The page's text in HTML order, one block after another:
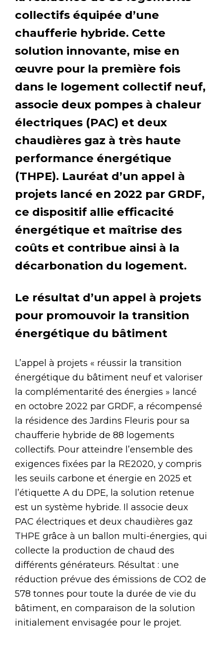
collectifs équipée d’une
chaufferie hybride. Cette
solution innovante, mise en
œuvre pour la première fois
dans le logement collectif neuf,
associe deux pompes à chaleur
électriques (PAC) et deux
chaudières gaz à très haute
performance énergétique
(THPE). Lauréat d’un appel à
projets lancé en 2022 par GRDF,
ce dispositif allie efficacité
énergétique et maîtrise des
coûts et contribue ainsi à la
décarbonation du logement.
Le résultat d’un appel à projets
pour promouvoir la transition
énergétique du bâtiment
L’appel à projets « réussir la transition
énergétique du bâtiment neuf et valoriser
la complémentarité des énergies » lancé
en octobre 2022 par GRDF, a récompensé
la résidence des Jardins Fleuris pour sa
chaufferie hybride de 88 logements
collectifs. Pour atteindre l’ensemble des
exigences fixées par la RE2020, y compris
les seuils carbone et énergie en 2025 et
l’étiquette A du DPE, la solution retenue
est un système hybride. Il associe deux
PAC électriques et deux chaudières gaz
THPE grâce à un ballon multi-énergies, qui
collecte la production de chaud des
différents générateurs. Résultat : une
réduction prévue des émissions de CO2 de
578 tonnes pour toute la durée de vie du
bâtiment, en comparaison de la solution
initialement envisagée pour le projet.